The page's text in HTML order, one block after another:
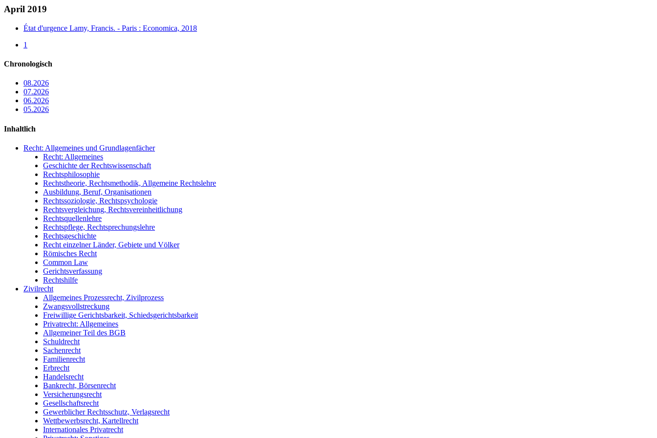
April 2019
État d'urgence Lamy, Francis. - Paris : Economica, 2018
1
Chronologisch
08.2026
07.2026
06.2026
05.2026
Inhaltlich
Recht: Allgemeines und Grundlagenfächer
Recht: Allgemeines
Geschichte der Rechtswissenschaft
Rechtsphilosophie
Rechtstheorie, Rechtsmethodik, Allgemeine Rechtslehre
Ausbildung, Beruf, Organisationen
Rechtssoziologie, Rechtspsychologie
Rechtsvergleichung, Rechtsvereinheitlichung
Rechtsquellenlehre
Rechtspflege, Rechtsprechungslehre
Rechtsgeschichte
Recht einzelner Länder, Gebiete und Völker
Römisches Recht
Common Law
Gerichtsverfassung
Rechtshilfe
Zivilrecht
Allgemeines Prozessrecht, Zivilprozess
Zwangsvollstreckung
Freiwillige Gerichtsbarkeit, Schiedsgerichtsbarkeit
Privatrecht: Allgemeines
Allgemeiner Teil des BGB
Schuldrecht
Sachenrecht
Familienrecht
Erbrecht
Handelsrecht
Bankrecht, Börsenrecht
Versicherungsrecht
Gesellschaftsrecht
Gewerblicher Rechtsschutz, Verlagsrecht
Wettbewerbsrecht, Kartellrecht
Internationales Privatrecht